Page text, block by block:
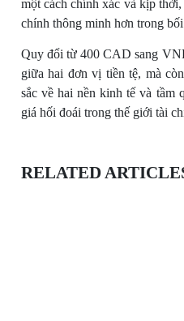
một cách chính xác và kịp
chính thông minh hơn trong
Quy đổi từ 400 CAD sang
giữa hai đơn vị tiền tệ, mà
sắc về hai nền kinh tế và tầm
giá hối đoái trong thế giới tài
RELATED